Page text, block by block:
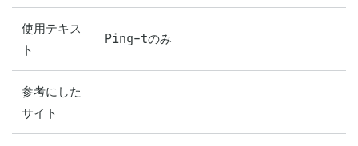
使用テキス
ト
Ping-tのみ
参考にした
サイト